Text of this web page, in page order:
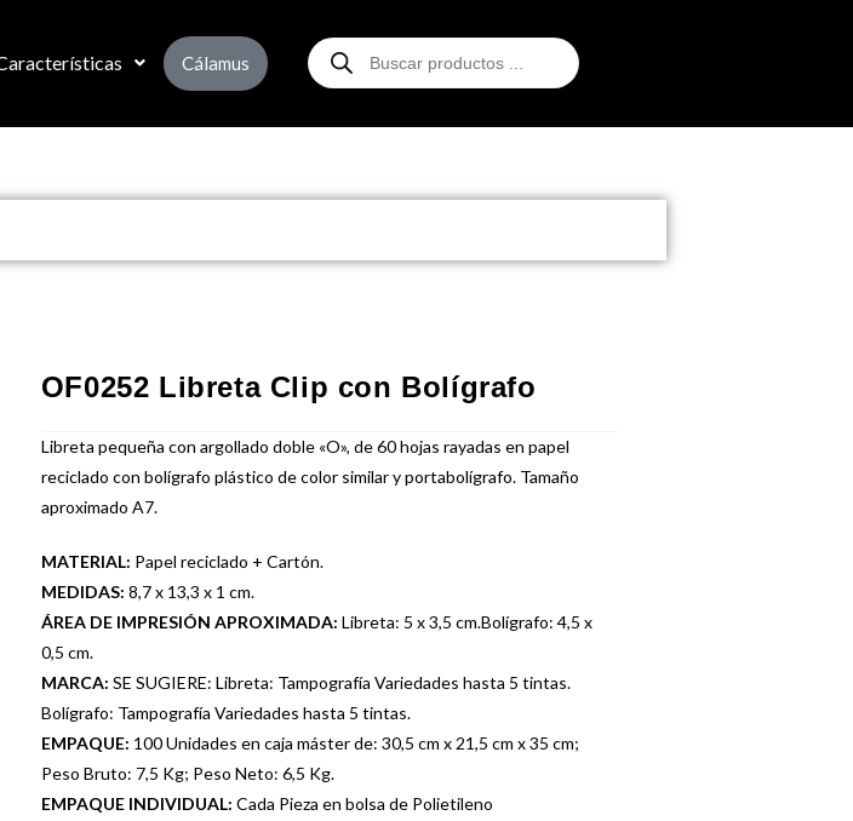
Cálamus
OF0252 Libreta Clip con Bolígrafo
Libreta pequeña con argollado doble «O», de 60 hojas rayadas en papel
reciclado con bolígrafo plástico de color similar y portabolígrafo. Tamaño
aproximado A7.
MATERIAL: Papel reciclado + Cartón.
MEDIDAS: 8,7 x 13,3 x 1 cm.
ÁREA DE IMPRESIÓN APROXIMADA: Libreta: 5 x 3,5 cm.Bolígrafo: 4,5 x
0,5 cm.
MARCA: SE SUGIERE: Libreta: Tampografía Variedades hasta 5 tintas.
Bolígrafo: Tampografía Variedades hasta 5 tintas.
EMPAQUE: 100 Unidades en caja máster de: 30,5 cm x 21,5 cm x 35 cm;
Peso Bruto: 7,5 Kg; Peso Neto: 6,5 Kg.
EMPAQUE INDIVIDUAL: Cada Pieza en bolsa de Polietileno